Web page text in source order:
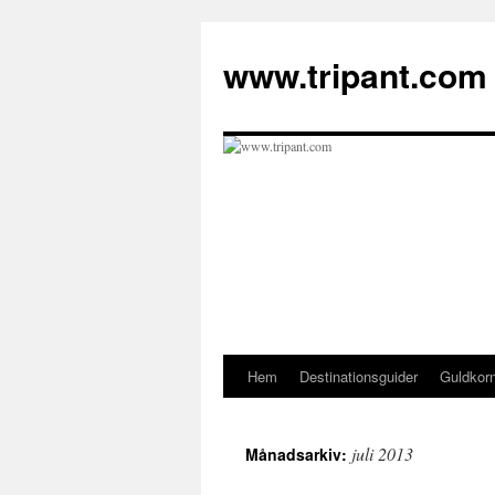
innehåll
www.tripant.com
Hem Destinationsguider
Månadsarkiv: juli 2013